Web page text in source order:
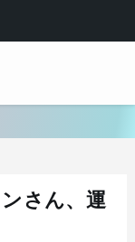
さん、運